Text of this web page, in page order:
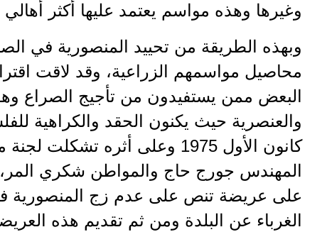
وغيرها وهذه مواسم يعتمد عليها أكثر أهالي
وبهذه الطريقة من تحييد المنصورية في
محاصيل مواسمهم الزراعية، وقد لاقت
البعض ممن يستفيدون من تأجيج الصراع
كانون الأول 1975 وعلى أثره
المهندس جورج حاج والمواطن شكري المر،
على عريضة تنص على عدم زج المنصورية في
الغرباء عن البلدة ومن ثم تقديم هذه